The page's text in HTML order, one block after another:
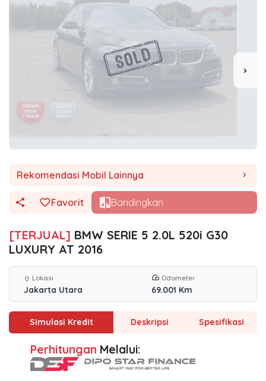
chevron_right
Rekomendasi Mobil Lainnya chevron_right
Favorit Bandingkan
[TERJUAL] BMW SERIE 5 2.0L 520i G30
LUXURY AT 2016
location_on Lokasi
Jakarta Utara
Odometer
69.001 Km
Simulasi Kredit Deskripsi Spesifikasi
Perhitungan Melalui: